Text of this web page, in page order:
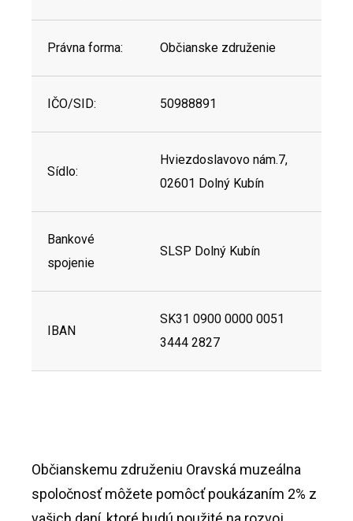
Právna forma: Občianske združenie
IČO/SID: 50988891
Sídlo:
Hviezdoslavovo nám.7,
02601 Dolný Kubín
Bankové
spojenie
SLSP Dolný Kubín
IBAN
SK31 0900 0000 0051
3444 2827
Občianskemu združeniu Oravská muzeálna
spoločnosť môžete pomôcť poukázaním 2% z